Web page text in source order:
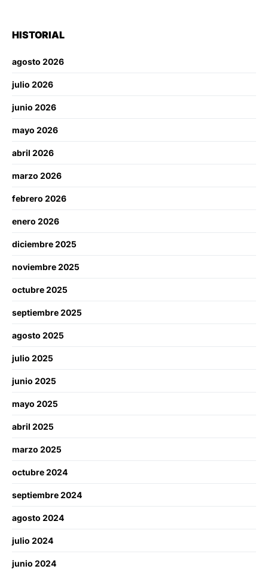
HISTORIAL
agosto 2026
julio 2026
junio 2026
mayo 2026
abril 2026
marzo 2026
febrero 2026
enero 2026
diciembre 2025
noviembre 2025
octubre 2025
septiembre 2025
agosto 2025
julio 2025
junio 2025
mayo 2025
abril 2025
marzo 2025
octubre 2024
septiembre 2024
agosto 2024
julio 2024
junio 2024